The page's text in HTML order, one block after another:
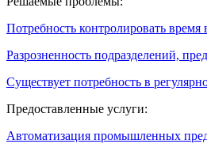
Потребность контролировать
Разрозненность подразделений,
Существует потребность в
Предоставленные услуги:
Автоматизация промышленных